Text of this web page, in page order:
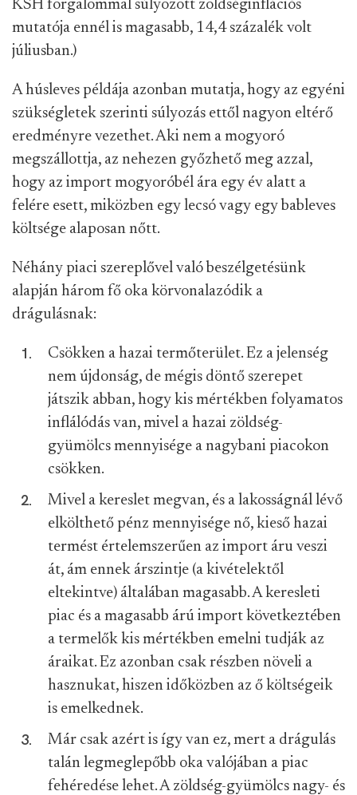
KSH forgalommal súlyozott zöldséginflációs
mutatója ennél is magasabb, 14,4 százalék volt
júliusban.)
A húsleves példája azonban mutatja, hogy az egyéni
szükségletek szerinti súlyozás ettől nagyon eltérő
eredményre vezethet. Aki nem a mogyoró
megszállottja, az nehezen győzhető meg azzal,
hogy az import mogyoróbél ára egy év alatt a
felére esett, miközben egy lecsó vagy egy bableves
költsége alaposan nőtt.
Néhány piaci szereplővel való beszélgetésünk
alapján három fő oka körvonalazódik a
drágulásnak:
Csökken a hazai termőterület. Ez a jelenség
nem újdonság, de mégis döntő szerepet
játszik abban, hogy kis mértékben folyamatos
inflálódás van, mivel a hazai zöldség-
gyümölcs mennyisége a nagybani piacokon
csökken.
Mivel a kereslet megvan, és a lakosságnál lévő
elkölthető pénz mennyisége nő, kieső hazai
termést értelemszerűen az import áru veszi
át, ám ennek árszintje (a kivételektől
eltekintve) általában magasabb. A keresleti
piac és a magasabb árú import következtében
a termelők kis mértékben emelni tudják az
áraikat. Ez azonban csak részben növeli a
hasznukat, hiszen időközben az ő költségeik
is emelkednek.
Már csak azért is így van ez, mert a drágulás
talán legmeglepőbb oka valójában a piac
fehéredése lehet. A zöldség-gyümölcs nagy- és